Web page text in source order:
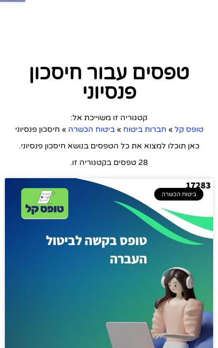
טפסים עבור חיסכון
פנסיוני
קטגוריה זו משוייכת אל:
טופס קל » חברות ביטוח » ביטוח הכשרה » חיסכון פנסיוני
כאן תוכלו למצוא את כל הטפסים בנושא חיסכון פנסיוני.
28 טפסים בקטגוריה זו.
ביטוח הכשרה